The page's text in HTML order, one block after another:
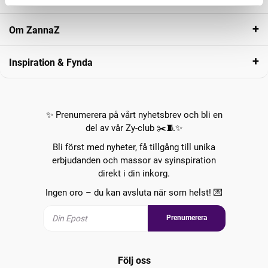
Om ZannaZ
Inspiration & Fynda
✨ Prenumerera på vårt nyhetsbrev och bli en
del av vår Zy-club ✂️🧵✨
Bli först med nyheter, få tillgång till unika
erbjudanden och massor av syinspiration
direkt i din inkorg.
Ingen oro – du kan avsluta när som helst! 💌
Prenumerera
Följ oss